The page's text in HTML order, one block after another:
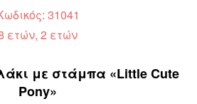
31041
ετών, 2 ετών
με στάμπα «Little Cute
Pony»